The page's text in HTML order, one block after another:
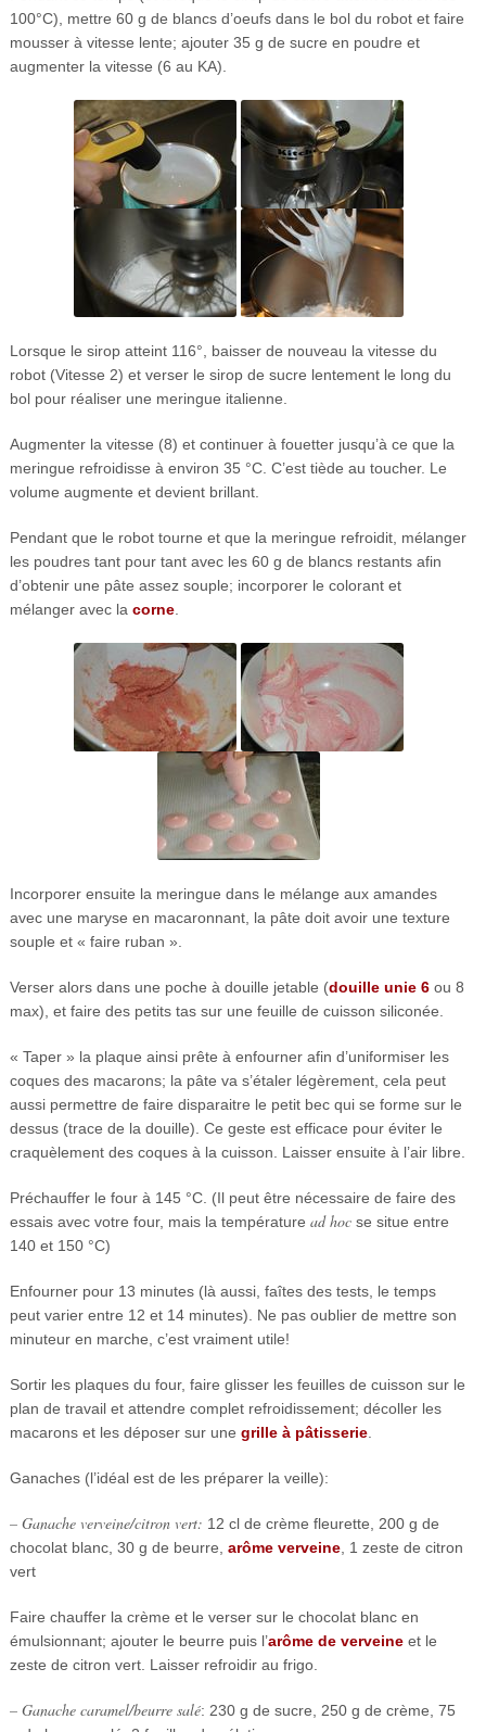
100°C), mettre 60 g de blancs d’oeufs dans le bol du robot et faire
mousser à vitesse lente; ajouter 35 g de sucre en poudre et
augmenter la vitesse (6 au KA).
Lorsque le sirop atteint 116°, baisser de nouveau la vitesse du
robot (Vitesse 2) et verser le sirop de sucre lentement le long du
bol pour réaliser une meringue italienne.
Augmenter la vitesse (8) et continuer à fouetter jusqu’à ce que la
meringue refroidisse à environ 35 °C. C’est tiède au toucher. Le
volume augmente et devient brillant.
Pendant que le robot tourne et que la meringue refroidit, mélanger
les poudres tant pour tant avec les 60 g de blancs restants afin
d’obtenir une pâte assez souple; incorporer le colorant et
mélanger avec la corne.
Incorporer ensuite la meringue dans le mélange aux amandes
avec une maryse en macaronnant, la pâte doit avoir une texture
souple et « faire ruban ».
Verser alors dans une poche à douille jetable (douille unie 6 ou 8
max), et faire des petits tas sur une feuille de cuisson siliconée.
« Taper » la plaque ainsi prête à enfourner afin d’uniformiser les
coques des macarons; la pâte va s’étaler légèrement, cela peut
aussi permettre de faire disparaitre le petit bec qui se forme sur le
dessus (trace de la douille). Ce geste est efficace pour éviter le
craquèlement des coques à la cuisson. Laisser ensuite à l’air libre.
Préchauffer le four à 145 °C. (Il peut être nécessaire de faire des
essais avec votre four, mais la température ad hocse situe entre
140 et 150 °C)
Enfourner pour 13 minutes (là aussi, faîtes des tests, le temps
peut varier entre 12 et 14 minutes). Ne pas oublier de mettre son
minuteur en marche, c’est vraiment utile!
Sortir les plaques du four, faire glisser les feuilles de cuisson sur le
plan de travail et attendre complet refroidissement; décoller les
macarons et les déposer sur une grille à pâtisserie.
Ganaches (l’idéal est de les préparer la veille):
– Ganache verveine/citron vert: 12 cl de crème fleurette, 200 g de
chocolat blanc, 30 g de beurre, arôme verveine, 1 zeste de citron
vert
Faire chauffer la crème et le verser sur le chocolat blanc en
émulsionnant; ajouter le beurre puis l’arôme de verveineet le
zeste de citron vert. Laisser refroidir au frigo.
– Ganache caramel/beurre salé: 230 g de sucre, 250 g de crème, 75